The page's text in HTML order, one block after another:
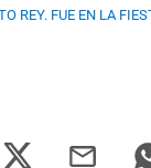
REY. FUE EN LA